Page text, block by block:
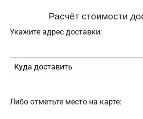
Расчёт стоимости
Укажите адрес доставки:
Либо отметьте место на карте: